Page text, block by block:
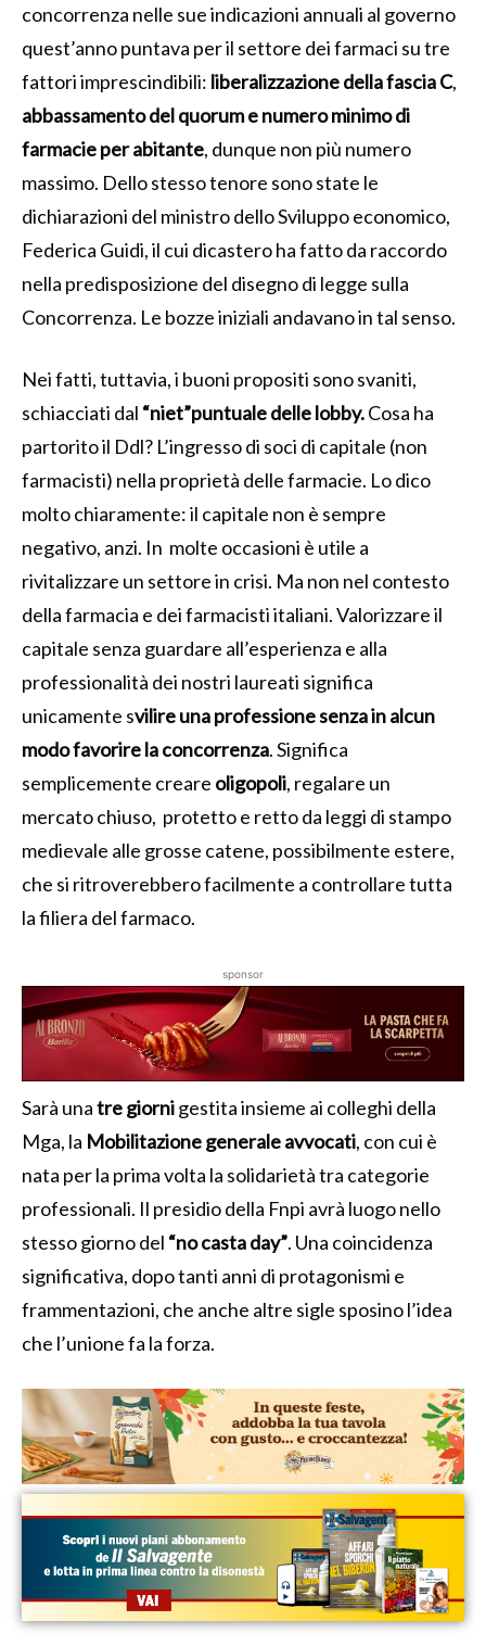
concorrenza nelle sue indicazioni annuali al governo
quest’anno puntava per il settore dei farmaci su tre
fattori imprescindibili: liberalizzazione della fascia C,
abbassamento del quorum e numero minimo di
farmacie per abitante, dunque non più numero
massimo. Dello stesso tenore sono state le
dichiarazioni del ministro dello Sviluppo economico,
Federica Guidi, il cui dicastero ha fatto da raccordo
nella predisposizione del disegno di legge sulla
Concorrenza. Le bozze iniziali andavano in tal senso.
Nei fatti, tuttavia, i buoni propositi sono svaniti,
schiacciati dal “niet”puntuale delle lobby.Cosa ha
partorito il Ddl? L’ingresso di soci di capitale (non
farmacisti) nella proprietà delle farmacie. Lo dico
molto chiaramente: il capitale non è sempre
negativo, anzi. In molte occasioni è utile a
rivitalizzare un settore in crisi. Ma non nel contesto
della farmacia e dei farmacisti italiani. Valorizzare il
capitale senza guardare all’esperienza e alla
professionalità dei nostri laureati significa
unicamente svilire una professione senza in alcun
modo favorire la concorrenza. Significa
semplicemente creare oligopoli, regalare un
mercato chiuso, protetto e retto da leggi di stampo
medievale alle grosse catene, possibilmente estere,
che si ritroverebbero facilmente a controllare tutta
la filiera del farmaco.
sponsor
Sarà unatre giornigestita insieme ai colleghi della
Mga, la Mobilitazione generale avvocati, con cui è
nata per la prima volta la solidarietà tra categorie
professionali. Il presidio della Fnpi avrà luogo nello
stesso giorno del “no casta day”. Una coincidenza
significativa, dopo tanti anni di protagonismi e
frammentazioni, che anche altre sigle sposino l’idea
che l’unione fa la forza.